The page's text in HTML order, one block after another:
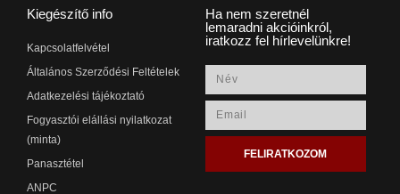
Kiegészítő info
Kapcsolatfelvétel
Általános Szerződési Feltételek
Adatkezelési tájékoztató
Fogyasztói elállási nyilatkozat
(minta)
Panasztétel
ANPC
Ha nem szeretnél
lemaradni akcióinkról,
iratkozz fel hírlevelünkre!
FELIRATKOZOM